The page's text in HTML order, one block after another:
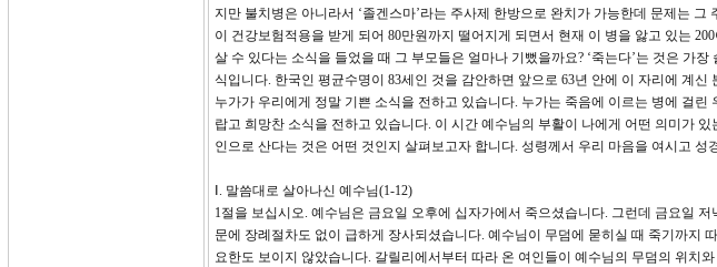
지만 불치병은 아니라서 ‘졸겐스마’라는 주사제 한방으로 완치가 가능한데 문제는
이 건강보험적용을 받게 되어 80만원까지 떨어지게 되면서 현재 이 병을 앓고 있는
살 수 있다는 소식을 들었을 때 그 부모들은 얼마나 기뻤을까요? ‘죽는다’는 것은 가
식입니다. 한국인 평균수명이 83세인 것을 감안하면 앞으로 63년 안에 이 자리에 계
누가가 우리에게 정말 기쁜 소식을 전하고 있습니다. 누가는 죽음에 이르는 병에 걸
랍고 희망찬 소식을 전하고 있습니다. 이 시간 예수님의 부활이 나에게 어떤 의미가
인으로 산다는 것은 어떤 것인지 살펴보고자 합니다. 성령께서 우리 마음을 여시고
Ⅰ. 말씀대로 살아나신 예수님(1-12)
1절을 보십시오. 예수님은 금요일 오후에 십자가에서 죽으셨습니다. 그런데 금요일
문에 장례절차도 없이 급하게 장사되셨습니다. 예수님이 무덤에 묻히실 때 죽기까지
요한도 보이지 않았습니다. 갈릴리에서부터 따라 온 여인들이 예수님의 무덤의 위치